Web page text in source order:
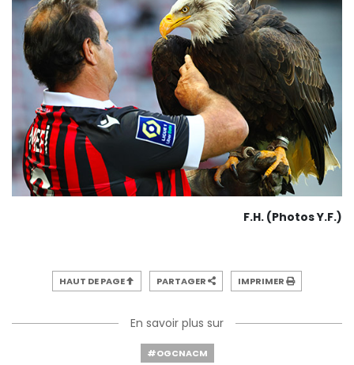
F.H. (Photos Y.F.)
HAUT DE PAGE PARTAGER IMPRIMER
En savoir plus sur
#OGCNACM